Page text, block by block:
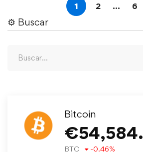
1 2 … 6
⚙︎ Buscar
Bitcoin
€
BTC -0.46%